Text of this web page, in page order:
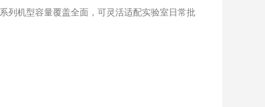
列机型容量覆盖全面，可灵活适配实验室日常批